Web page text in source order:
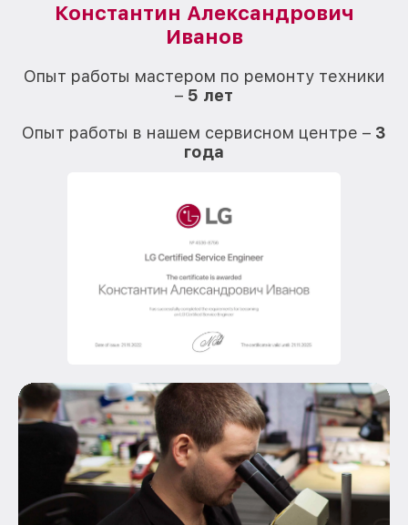
Константин Александрович
Иванов
Опыт работы мастером по ремонту техники
– 5 лет
Опыт работы в нашем сервисном центре – 3
года